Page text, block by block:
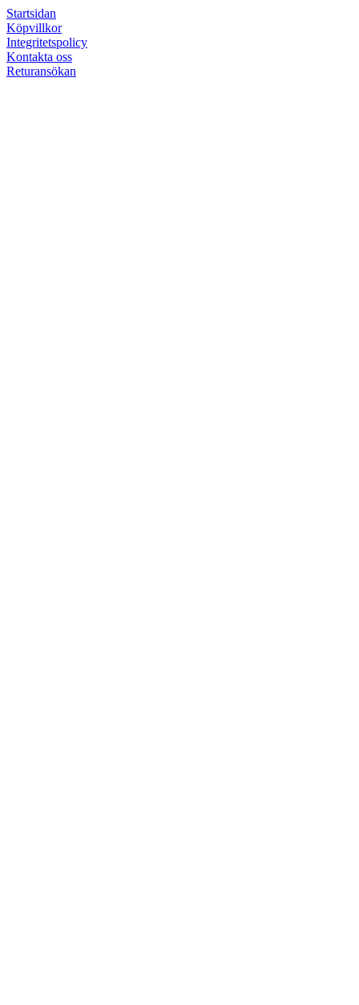
Startsidan
Köpvillkor
Integritetspolicy
Kontakta oss
Returansökan